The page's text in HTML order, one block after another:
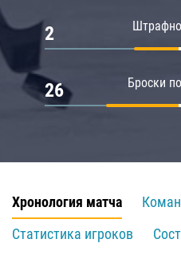
2
Броски
26
Хронология матча
Статистика игроков